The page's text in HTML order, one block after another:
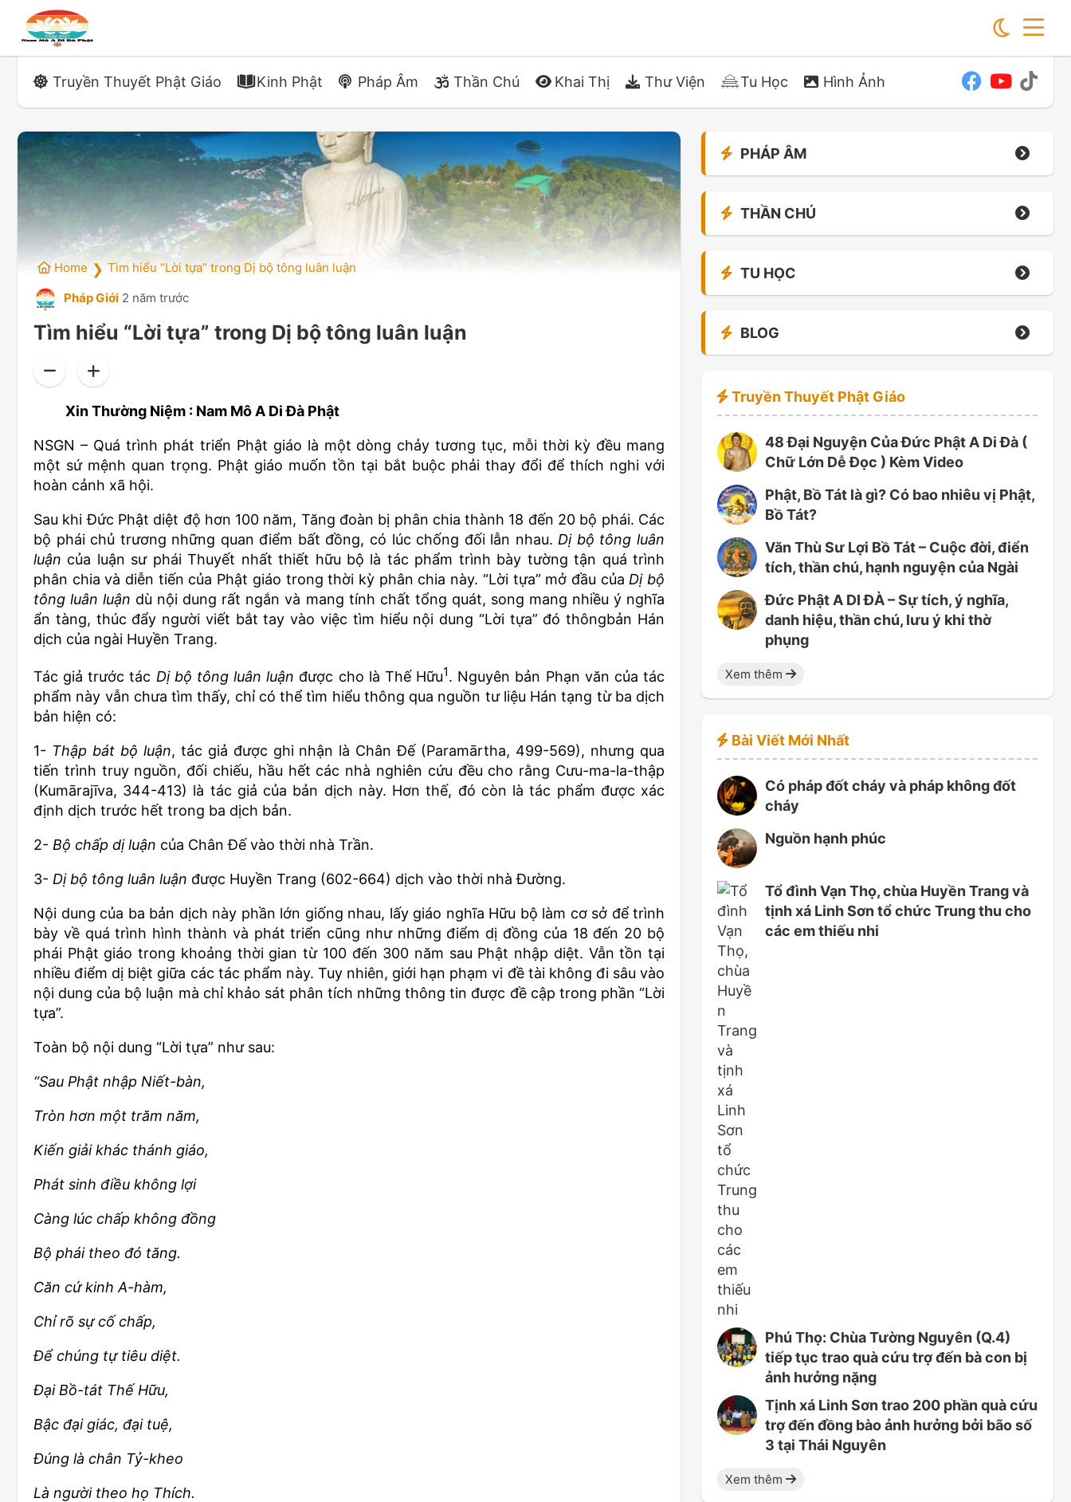
Truyền Thuyết Phật Giáo Kinh Phật Pháp Âm Thần Chú Khai Thị Thư Viện Tu Học Hình Ảnh
Home ❯ Tìm hiểu “Lời tựa” trong Dị bộ tông luân luận
Pháp Giới 2 năm trước
Tìm hiểu “Lời tựa” trong Dị bộ tông luân luận
Xin Thường Niệm : Nam Mô A Di Đà Phật
NSGN – Quá trình phát triển Phật giáo là một dòng chảy tương tục, mỗi thời kỳ đều mang
một sứ mệnh quan trọng. Phật giáo muốn tồn tại bắt buộc phải thay đổi để thích nghi với
hoàn cảnh xã hội.
Sau khi Đức Phật diệt độ hơn 100 năm, Tăng đoàn bị phân chia thành 18 đến 20 bộ phái. Các
bộ phái chủ trương những quan điểm bất đồng, có lúc chống đối lẫn nhau. Dị bộ tông luân
luận của luận sư phái Thuyết nhất thiết hữu bộ là tác phẩm trình bày tường tận quá trình
phân chia và diễn tiến của Phật giáo trong thời kỳ phân chia này. “Lời tựa” mở đầu của Dị bộ
tông luân luận dù nội dung rất ngắn và mang tính chất tổng quát, song mang nhiều ý nghĩa
ẩn tàng, thúc đẩy người viết bắt tay vào việc tìm hiểu nội dung “Lời tựa” đó thôngbản Hán
dịch của ngài Huyền Trang.
Tác giả trước tác Dị bộ tông luân luận được cho là Thế Hữu1. Nguyên bản Phạn văn của tác
phẩm này vẫn chưa tìm thấy, chỉ có thể tìm hiểu thông qua nguồn tư liệu Hán tạng từ ba dịch
bản hiện có:
1- Thập bát bộ luận, tác giả được ghi nhận là Chân Đế (Paramārtha, 499-569), nhưng qua
tiến trình truy nguồn, đối chiếu, hầu hết các nhà nghiên cứu đều cho rằng Cưu-ma-la-thập
(Kumārajīva, 344-413) là tác giả của bản dịch này. Hơn thế, đó còn là tác phẩm được xác
định dịch trước hết trong ba dịch bản.
2- Bộ chấp dị luận của Chân Đế vào thời nhà Trần.
3- Dị bộ tông luân luận được Huyền Trang (602-664) dịch vào thời nhà Đường.
Nội dung của ba bản dịch này phần lớn giống nhau, lấy giáo nghĩa Hữu bộ làm cơ sở để trình
bày về quá trình hình thành và phát triển cũng như những điểm dị đồng của 18 đến 20 bộ
phái Phật giáo trong khoảng thời gian từ 100 đến 300 năm sau Phật nhập diệt. Vẫn tồn tại
nhiều điểm dị biệt giữa các tác phẩm này. Tuy nhiên, giới hạn phạm vi đề tài không đi sâu vào
nội dung của bộ luận mà chỉ khảo sát phân tích những thông tin được đề cập trong phần “Lời
tựa”.
Toàn bộ nội dung “Lời tựa” như sau:
“Sau Phật nhập Niết-bàn,
Tròn hơn một trăm năm,
Kiến giải khác thánh giáo,
Phát sinh điều không lợi
Càng lúc chấp không đồng
Bộ phái theo đó tăng.
Căn cứ kinh A-hàm,
Chỉ rõ sự cố chấp,
Để chúng tự tiêu diệt.
Đại Bồ-tát Thế Hữu,
Bậc đại giác, đại tuệ,
Đúng là chân Tỷ-kheo
Là người theo họ Thích.
PHÁP ÂM
THẦN CHÚ
TU HỌC
BLOG
Truyền Thuyết Phật Giáo
48 Đại Nguyện Của Đức Phật A Di Đà (
Chữ Lớn Dễ Đọc ) Kèm Video
Phật, Bồ Tát là gì? Có bao nhiêu vị Phật,
Bồ Tát?
Văn Thù Sư Lợi Bồ Tát – Cuộc đời, điển
tích, thần chú, hạnh nguyện của Ngài
Đức Phật A DI ĐÀ – Sự tích, ý nghĩa,
danh hiệu, thần chú, lưu ý khi thờ
phụng
Xem thêm
Bài Viết Mới Nhất
Có pháp đốt cháy và pháp không đốt
cháy
Nguồn hạnh phúc
Tổ đình Vạn Thọ, chùa Huyền Trang và
tịnh xá Linh Sơn tổ chức Trung thu cho
các em thiếu nhi
Phú Thọ: Chùa Tường Nguyên (Q.4)
tiếp tục trao quà cứu trợ đến bà con bị
ảnh hưởng nặng
Tịnh xá Linh Sơn trao 200 phần quà cứu
trợ đến đồng bào ảnh hưởng bởi bão số
3 tại Thái Nguyên
Xem thêm